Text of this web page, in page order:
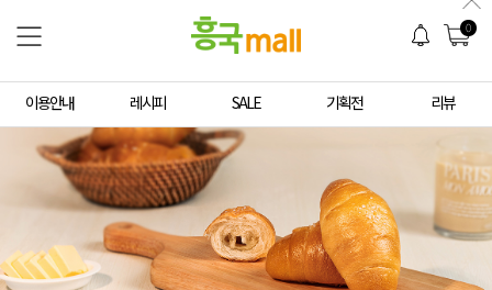
0
이용안내 레시피 SALE 기획전 리뷰